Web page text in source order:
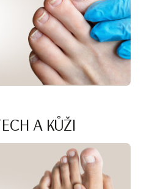
A KŮŽI